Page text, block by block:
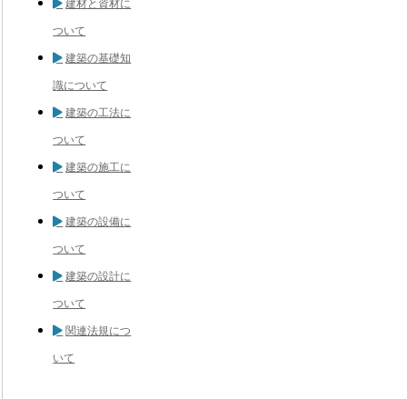
建材と資材に
ついて
建築の基礎知
識について
建築の工法に
ついて
建築の施工に
ついて
建築の設備に
ついて
建築の設計に
ついて
関連法規につ
いて